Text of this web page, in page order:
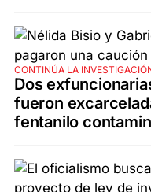
CONTINÚA LA
Dos
fueron
fentanilo